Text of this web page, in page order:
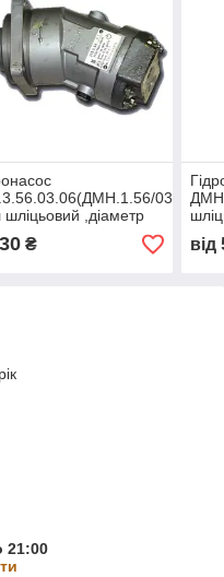
03.02)
шліцьовий ,діаметр
₴ від
21:00